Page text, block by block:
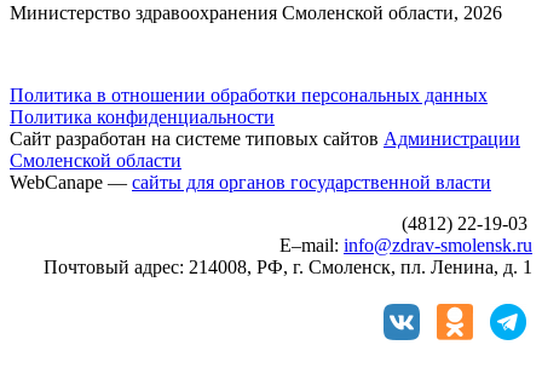
Министерство здравоохранения Смоленской области, 2026
Политика в отношении обработки персональных данных
Политика конфиденциальности
Сайт разработан на системе типовых сайтов Администрации
Смоленской области
WebCanape — сайты для органов государственной власти
(4812) 22-19-03
E–mail: info@zdrav-smolensk.ru
Почтовый адрес: 214008, РФ, г. Смоленск, пл. Ленина, д. 1